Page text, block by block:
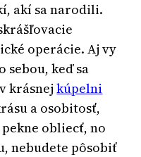
akí sa narodili.
operácie. Aj vy
sebou, keď sa
krásnejkúpelni
a osobitosť,
obliecť, no
nebudete pôsobiť